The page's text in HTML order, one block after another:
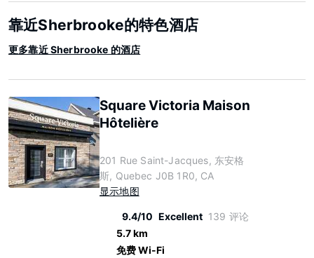
靠近Sherbrooke的特色酒店
更多靠近 Sherbrooke 的酒店
Square Victoria Maison
Hôtelière
201 Rue Saint-Jacques, 东安格
斯, Quebec J0B 1R0, CA
显示地图
9.4/10 Excellent 139 评论
5.7 km
免费 Wi-Fi